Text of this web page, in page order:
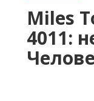
Miles
4011: